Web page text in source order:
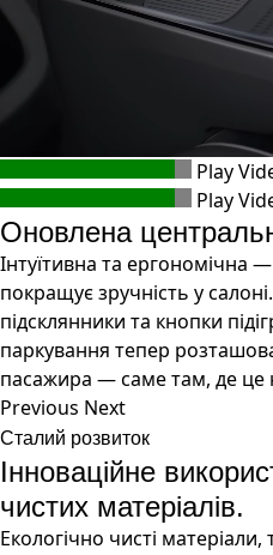
Play
Play
Оновлена
Інтуїтивна та ергономічна
покращує зручність у
підсклянники та кнопки
паркування тепер
пасажира — саме там, де це
Previous Next
Сталий розвиток
Інноваційне
чистих матеріалів.
Екологічно чисті матеріали,